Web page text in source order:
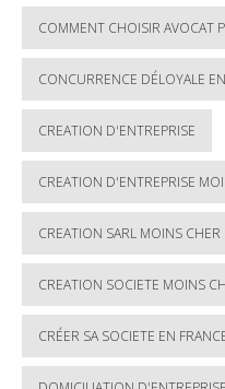
COMMENT CHOISIR AVOCAT
CONCURRENCE DÉLOYALE
CREATION D'ENTREPRISE
CREATION D'ENTREPRISE
CREATION SARL MOINS CHER
CREATION SOCIETE MOINS
CRÉER SA SOCIETE EN